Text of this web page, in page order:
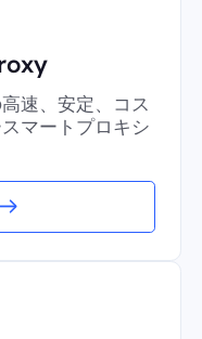
速、安定、コス
マートプロキシ